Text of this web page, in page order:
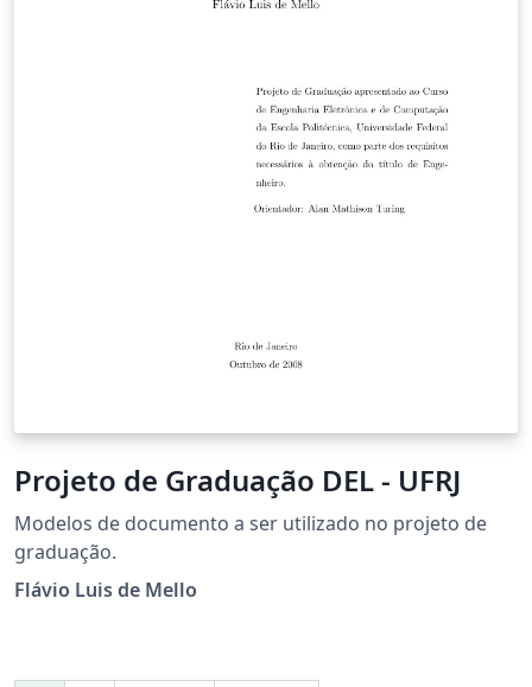
Projeto de Graduação DEL - UFRJ
Modelos de documento a ser utilizado no projeto de
graduação.
Flávio Luis de Mello